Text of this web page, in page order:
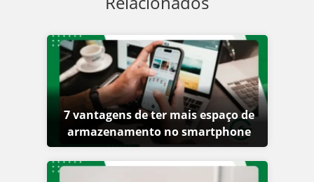
7 vantagens de ter mais espaço de
armazenamento no smartphone